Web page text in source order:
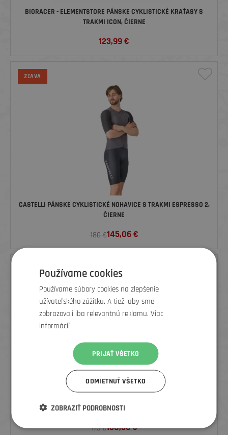
BIORACER - ELEMENTSTORE PÁNSKE CYKLISTICKÉ KRAŤASY S
TRAKMI ICON, ČIERNE
123,99€
ZĽAVA
CASTELLI PÁNSKE CYKLISTICKÉ NOHAVICE S TRAKMI ESPRESSO 2,
ČIERNE
180 €145,06€
ZĽAVA
ELEMENT, ČIERNE
175 €138,36€
Používame cookies
Používame súbory cookies na zlepšenie
užívateľského zážitku. A tiež, aby sme
zobrazovali iba relevantnú reklamu. Viac
informácií
PRIJAŤ VŠETKO
ODMIETNUŤ VŠETKO
ZOBRAZIŤ PODROBNOSTI